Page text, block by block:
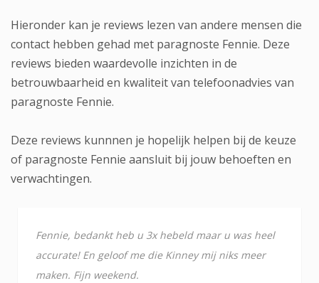
Hieronder kan je reviews lezen van andere mensen die
contact hebben gehad met paragnoste Fennie. Deze
reviews bieden waardevolle inzichten in de
betrouwbaarheid en kwaliteit van telefoonadvies van
paragnoste Fennie.
Deze reviews kunnnen je hopelijk helpen bij de keuze
of paragnoste Fennie aansluit bij jouw behoeften en
verwachtingen.
Fennie, bedankt heb u 3x hebeld maar u was heel
accurate! En geloof me die Kinney mij niks meer
maken. Fijn weekend.